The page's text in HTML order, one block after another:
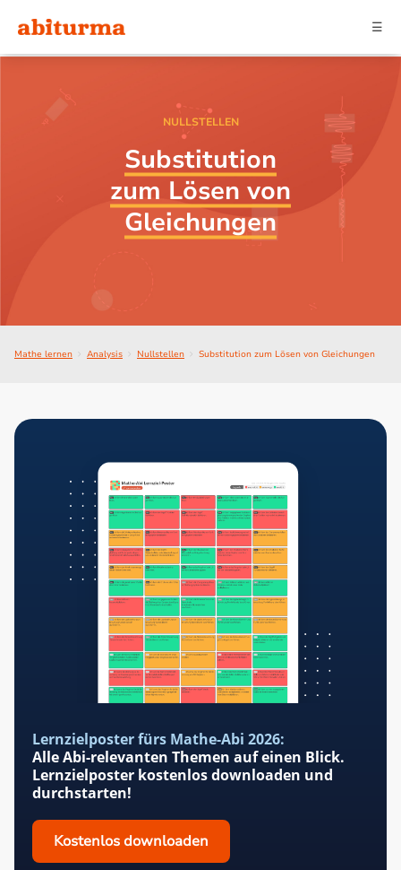
☰
NULLSTELLEN
Substitution
zum Lösen von
Gleichungen
Mathe lernen Analysis Nullstellen Substitution zum Lösen von Gleichungen
Lernzielposter fürs Mathe-Abi 2026:
Alle Abi-relevanten Themen auf einen Blick.
Lernzielposter kostenlos downloaden und
durchstarten!
Kostenlos downloaden